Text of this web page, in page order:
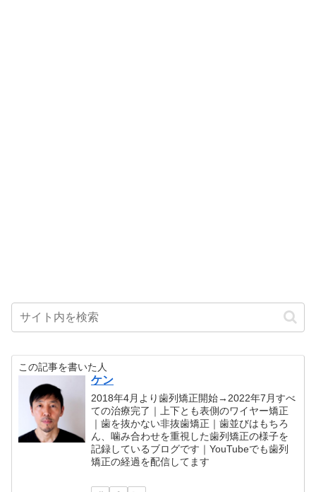
この記事を書いた人
ケン
2018年4月より歯列矯正開始→2022年7月すべ
ての治療完了｜上下とも表側のワイヤー矯正
｜歯を抜かない非抜歯矯正｜歯並びはもちろ
ん、噛み合わせを重視した歯列矯正の様子を
記録しているブログです｜YouTubeでも歯列
矯正の経過を配信してます